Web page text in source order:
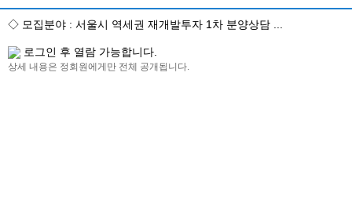
◇ 모집분야 : 서울시 역세권 재개발투자 1차 분양상담 ...
로그인 후 열람 가능합니다.
상세 내용은 정회원에게만 전체 공개됩니다.